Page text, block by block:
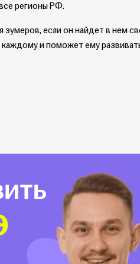
регионы РФ.
если он найдет в нем
и поможет ему